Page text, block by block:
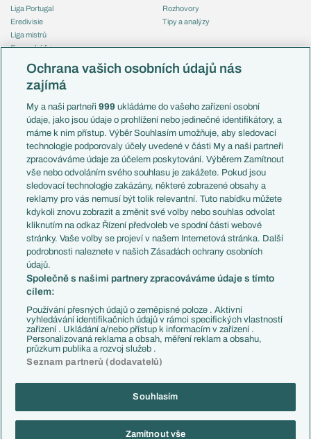
Liga Portugal
Eredivisie
Liga mistrů
Evropská liga
Mistrovství světa
Liga národů
Témata
Představení týmů MS
EuroSkauting
PL v kostce
Evropské koeficienty
Přestupy
Přestupové spekulace
Zranění
Kluby
Arsenal FC
Chelsea FC
Manchester United
AC Milán
Juventus FC
Bayern Mnichov
FC Barcelona
Real Madrid
Rozhovory
Tipy a analýzy
Česko
Francie
Itálie
Německo
Španělsko
Argentina
Brazílie
Přestupy
Zápasy
Livescore
Tipovací soutěž
Copyright © 2001-2026 EuroFotbal.cz. Využíváme zpravodajství ČTK.
Informace o zpracování osobních údajů
Ochrana vašich osobních údajů nás
zajímá
My a naši partneři999 ukládáme do vašeho zařízení osobní
údaje, jako jsou údaje o prohlížení nebo jedinečné identifikátory, a
máme k nim přístup. Výběr Souhlasím umožňuje, aby sledovací
technologie podporovaly účely uvedené v části My a naši partneři
zpracováváme údaje za účelem poskytování. Výběrem Zamítnout
vše nebo odvoláním svého souhlasu je zakážete. Pokud jsou
sledovací technologie zakázány, některé zobrazené obsahy a
reklamy pro vás nemusí být tolik relevantní. Tuto nabídku můžete
kdykoli znovu zobrazit a změnit své volby nebo souhlas odvolat
kliknutím na odkaz Řízení předvoleb ve spodní části webové
stránky. Vaše volby se projeví v našem Internetová stránka. Další
podrobnosti naleznete v našich Zásadách ochrany osobních
údajů.
Společně s našimi partnery zpracováváme údaje s tímto
cílem:
Používání přesných údajů o zeměpisné poloze . Aktivní
vyhledávání identifikačních údajů v rámci specifických vlastností
zařízení . Ukládání a/nebo přístup k informacím v zařízení .
Personalizovaná reklama a obsah, měření reklam a obsahu,
průzkum publika a rozvoj služeb .
Seznam partnerů (dodavatelů)
Souhlasím
Zamítnout vše